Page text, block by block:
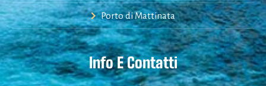
Porto di Mattinata
Info E Contatti